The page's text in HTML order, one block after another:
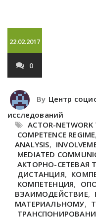
22.02.2017
0
By Центр
исследований
ACTOR-NETWORK
COMPETENCE REGIME,
ANALYSIS,
MEDIATED
АКТОРНО-СЕТЕВАЯ
ДИСТАНЦИЯ,
КОМПЕТЕНЦИЯ,
ВЗАИМОДЕЙСТВИЕ,
МАТЕРИАЛЬНОМУ,